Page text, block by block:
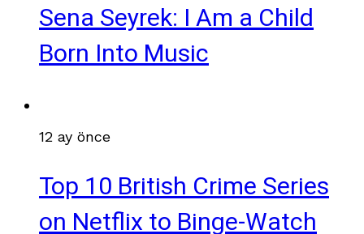
Sena Seyrek: I Am a Child
Born Into Music
12 ay önce
Top 10 British Crime Series
on Netflix to Binge-Watch